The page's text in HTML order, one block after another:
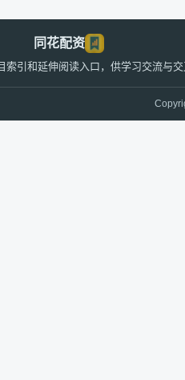
同花配资
引和延伸阅读入口，供学习交流与交